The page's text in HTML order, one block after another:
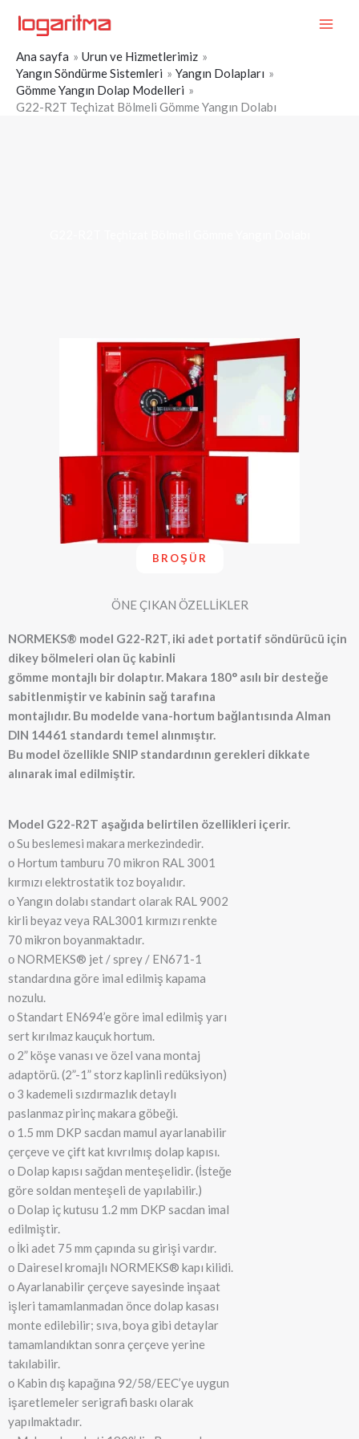
atla
Ana sayfa
Urun ve Hizmetlerimiz
Yangın Söndürme Sistemleri
Yangın Dolapları
Gömme Yangın Dolap Modelleri
G22-R2T Teçhizat Bölmeli Gömme Yangın Dolabı
BROŞÜR
ÖNE ÇIKAN ÖZELLİKLER
NORMEKS® model G22-R2T, iki adet portatif söndürücü için
dikey bölmeleri olan üç kabinli
gömme montajlı bir dolaptır. Makara 180° asılı bir desteğe
sabitlenmiştir ve kabinin sağ tarafına
montajlıdır. Bu modelde vana-hortum bağlantısında Alman
DIN 14461 standardı temel alınmıştır.
Bu model özellikle SNIP standardının gerekleri dikkate
alınarak imal edilmiştir.
Model G22-R2T aşağıda belirtilen özellikleri içerir.
о Su beslemesi makara merkezindedir.
о Hortum tamburu 70 mikron RAL 3001
kırmızı elektrostatik toz boyalıdır.
о Yangın dolabı standart olarak RAL 9002
kirli beyaz veya RAL3001 kırmızı renkte
70 mikron boyanmaktadır.
о NORMEKS® jet / sprey / EN671-1
standardına göre imal edilmiş kapama
nozulu.
о Standart EN694’e göre imal edilmiş yarı
sert kırılmaz kauçuk hortum.
о 2” köşe vanası ve özel vana montaj
adaptörü. (2”-1” storz kaplinli redüksiyon)
о 3 kademeli sızdırmazlık detaylı
paslanmaz pirinç makara göbeği.
о 1.5 mm DKP sacdan mamul ayarlanabilir
çerçeve ve çift kat kıvrılmış dolap kapısı.
о Dolap kapısı sağdan menteşelidir. (İsteğe
göre soldan menteşeli de yapılabilir.)
о Dolap iç kutusu 1.2 mm DKP sacdan imal
edilmiştir.
о İki adet 75 mm çapında su girişi vardır.
о Dairesel kromajlı NORMEKS® kapı kilidi.
о Ayarlanabilir çerçeve sayesinde inşaat
işleri tamamlanmadan önce dolap kasası
monte edilebilir; sıva, boya gibi detaylar
tamamlandıktan sonra çerçeve yerine
takılabilir.
о Kabin dış kapağına 92/58/EEC’ye uygun
işaretlemeler serigrafi baskı olarak
yapılmaktadır.